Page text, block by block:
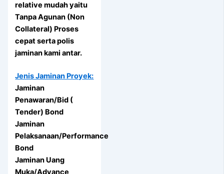
relative mudah yaitu
Tanpa Agunan (Non
Collateral) Proses
cepat serta polis
jaminan kami antar.
Jenis Jaminan Proyek:
Jaminan
Penawaran/Bid (
Tender) Bond
Jaminan
Pelaksanaan/Performance
Bond
Jaminan Uang
Muka/Advance